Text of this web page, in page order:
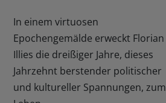
In einem virtuosen
Epochengemälde erweckt Florian
Illies die dreißiger Jahre, dieses
Jahrzehnt berstender politischer
und kultureller Spannungen, zum